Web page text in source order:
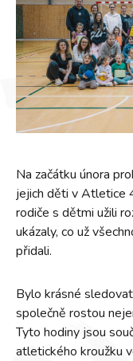
Na začátku února
jejich děti v Atletice
rodiče s dětmi užili
ukázaly, co už
přidali.
Bylo krásné
společně rostou
Tyto hodiny jsou
atletického kroužku